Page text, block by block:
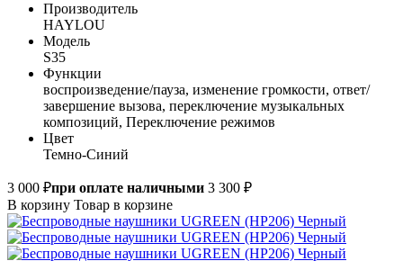
Производитель
HAYLOU
Модель
S35
Функции
воспроизведение/пауза, изменение громкости, ответ/
завершение вызова, переключение музыкальных
композиций, Переключение режимов
Цвет
Темно-Синий
3 000 ₽при оплате наличными 3 300 ₽
В корзину Товар в корзине